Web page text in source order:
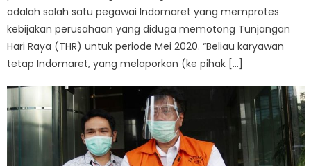
adalah salah satu pegawai Indomaret yang memprotes
kebijakan perusahaan yang diduga memotong Tunjangan
Hari Raya (THR) untuk periode Mei 2020. “Beliau karyawan
tetap Indomaret, yang melaporkan (ke pihak […]